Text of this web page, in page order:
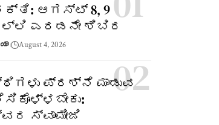
ಆಗಸ್ಟ್ 8, 9
ಎರಡನೇ ಶಿಬಿರ
August 4, 2026
ಪ್ರಶ್ನೆ ಮಾಡುವ
ಸ್ವಾಮೀಜಿ